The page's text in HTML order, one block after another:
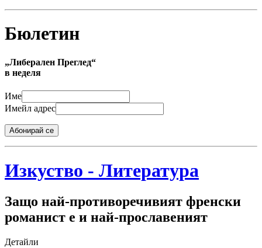
Бюлетин
„Либерален Преглед“
в неделя
Име
Имейл адрес
Абонирай се
Изкуство - Литература
Защо най-противоречивият френски
романист е и най-прославеният
Детайли